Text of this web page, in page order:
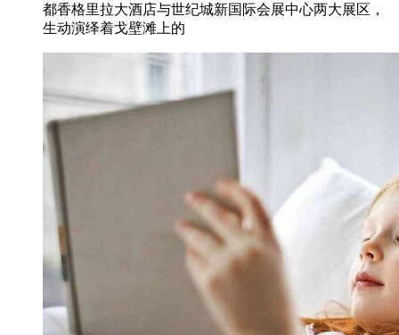
都香格里拉大酒店与世纪城新国际会展中心两大展区，
生动演绎着戈壁滩上的